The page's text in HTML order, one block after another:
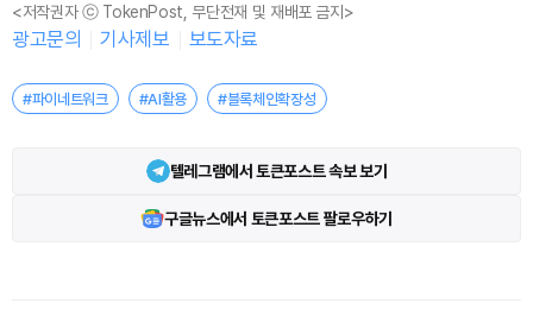
<저작권자 ⓒ TokenPost, 무단전재 및 재배포 금지>
광고문의 기사제보 보도자료
#파이네트워크 #AI활용 #블록체인확장성
텔레그램에서 토큰포스트 속보 보기
구글뉴스에서 토큰포스트 팔로우하기